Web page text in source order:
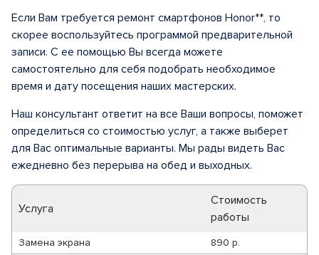
Если Вам требуется ремонт смартфонов Honor**, то
скорее воспользуйтесь программой предварительной
записи. С ее помощью Вы всегда можете
самостоятельно для себя подобрать необходимое
время и дату посещения наших мастерских.
Наш консультант ответит на все Ваши вопросы, поможет
определиться со стоимостью услуг, а также выберет
для Вас оптимальные варианты. Мы рады видеть Вас
ежедневно без перерыва на обед и выходных.
Услуга
Стоимость
работы
Замена экрана
890 р.